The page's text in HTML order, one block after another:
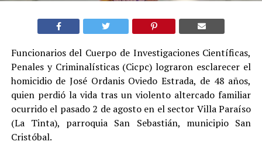
Funcionarios del Cuerpo de Investigaciones Científicas,
Penales y Criminalísticas (Cicpc) lograron esclarecer el
homicidio de José Ordanis Oviedo Estrada, de 48 años,
quien perdió la vida tras un violento altercado familiar
ocurrido el pasado 2 de agosto en el sector Villa Paraíso
(La Tinta), parroquia San Sebastián, municipio San
Cristóbal.